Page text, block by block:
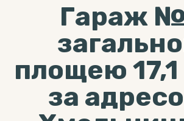
Гараж
площею
за